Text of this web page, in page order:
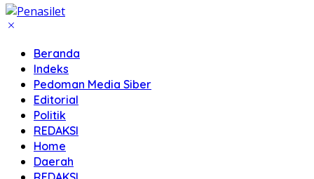
Beranda
Indeks
Pedoman Media Siber
Editorial
Politik
REDAKSI
Home
Daerah